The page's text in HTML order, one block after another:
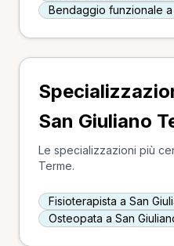
Bendaggio funzionale a
San Giuliano
Le specializzazioni più
Terme.
Fisioterapista a San
Osteopata a San